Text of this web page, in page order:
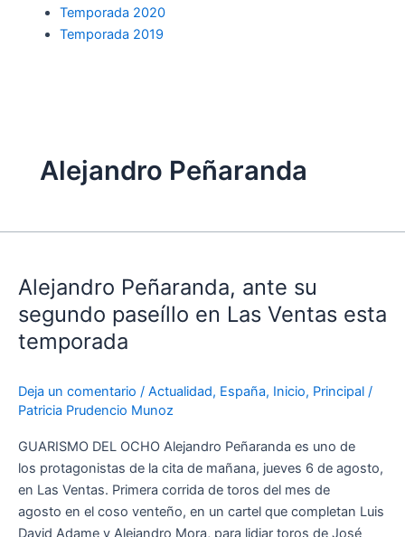
Temporada 2020
Temporada 2019
Alejandro Peñaranda
Alejandro Peñaranda, ante su
segundo paseíllo en Las Ventas esta
temporada
Deja un comentario / Actualidad, España, Inicio, Principal /
Patricia Prudencio Munoz
GUARISMO DEL OCHO Alejandro Peñaranda es uno de
los protagonistas de la cita de mañana, jueves 6 de agosto,
en Las Ventas. Primera corrida de toros del mes de
agosto en el coso venteño, en un cartel que completan Luis
David Adame y Alejandro Mora, para lidiar toros de José
ante
su
segundo
paseíllo
Las
Ventas
esta
temporada